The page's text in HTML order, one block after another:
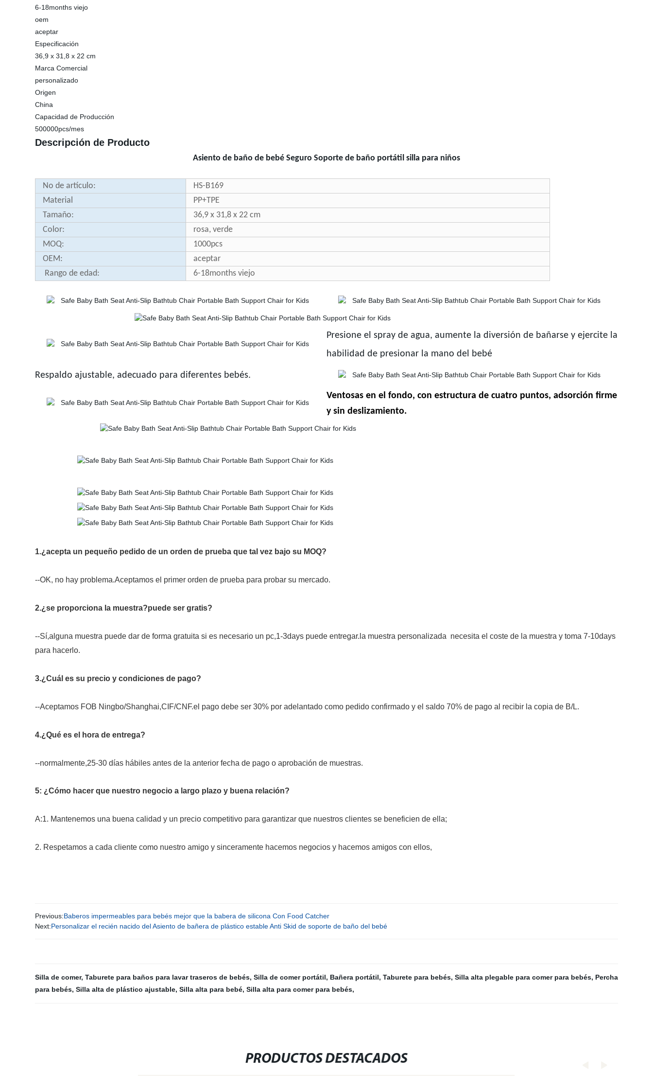
6-18months viejo
oem
aceptar
Especificación
36,9 x 31,8 x 22 cm
Marca Comercial
personalizado
Origen
China
Capacidad de Producción
500000pcs/mes
Descripción de Producto
Asiento de baño de bebé Seguro Soporte de baño portátil silla para niños
No de artículo:
HS-B169
Material
PP+TPE
Tamaño:
36,9 x 31,8 x 22 cm
Color:
rosa, verde
MOQ:
1000pcs
OEM:
aceptar
Rango de edad:
6-18months viejo
Presione el spray de agua, aumente la diversión de bañarse y ejercite la
habilidad de presionar la mano del bebé
Respaldo ajustable, adecuado para diferentes bebés.
Ventosas en el fondo, con estructura de cuatro puntos, adsorción firme
y sin deslizamiento.
1.¿acepta un pequeño pedido de un orden de prueba que tal vez bajo su MOQ?
--OK, no hay problema.Aceptamos el primer orden de prueba para probar su mercado.
2.¿se proporciona la muestra?puede ser gratis?
--Sí,alguna muestra puede dar de forma gratuita si es necesario un pc,1-3days puede entregar.la muestra personalizada necesita el coste de la muestra y toma 7-10days
para hacerlo.
3.¿Cuál es su precio y condiciones de pago?
--Aceptamos FOB Ningbo/Shanghai,CIF/CNF.el pago debe ser 30% por adelantado como pedido confirmado y el saldo 70% de pago al recibir la copia de B/L.
4.¿Qué es el hora de entrega?
--normalmente,25-30 días hábiles antes de la anterior fecha de pago o aprobación de muestras.
5: ¿Cómo hacer que nuestro negocio a largo plazo y buena relación?
A:1. Mantenemos una buena calidad y un precio competitivo para garantizar que nuestros clientes se beneficien de ella;
2. Respetamos a cada cliente como nuestro amigo y sinceramente hacemos negocios y hacemos amigos con ellos,
Previous:Baberos impermeables para bebés mejor que la babera de silicona Con Food Catcher
Next:Personalizar el recién nacido del Asiento de bañera de plástico estable Anti Skid de soporte de baño del bebé
Silla de comer, Taburete para baños para lavar traseros de bebés, Silla de comer portátil, Bañera portátil, Taburete para bebés, Silla alta plegable para comer para bebés, Percha
para bebés, Silla alta de plástico ajustable, Silla alta para bebé, Silla alta para comer para bebés,
PRODUCTOS DESTACADOS